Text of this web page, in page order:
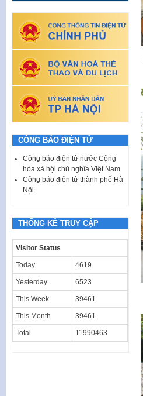
CÔNG BÁO ĐIỆN TỬ
Công báo điện tử nước Cộng
hòa xã hội chủ nghĩa Việt Nam
Công báo điện tử thành phố Hà
Nội
THỐNG KÊ TRUY CẬP
Visitor Status
Today 4619
Yesterday 6523
This Week 39461
This Month 39461
Total 11990463